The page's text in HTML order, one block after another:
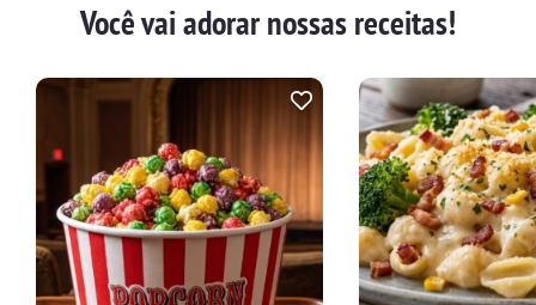
Você vai adorar nossas receitas!